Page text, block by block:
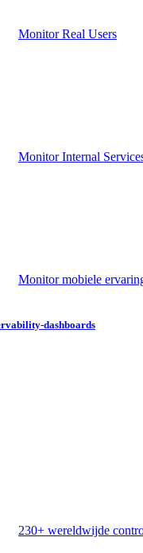
Monitor Real Users
Monitor Internal
Monitor mobiele
dashboards
230+ wereldwijde